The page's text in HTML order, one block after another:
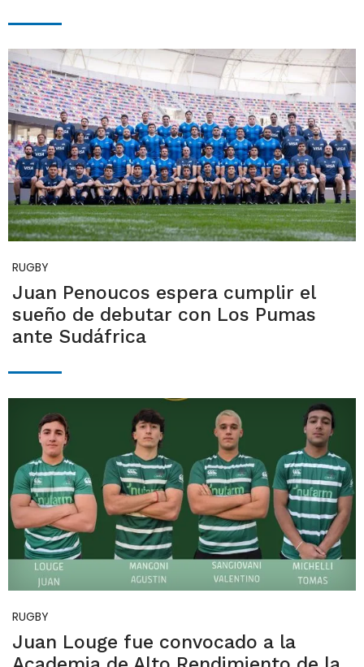
RUGBY
Juan Penoucos espera cumplir el
sueño de debutar con Los Pumas
ante Sudáfrica
RUGBY
Juan Louge fue convocado a la